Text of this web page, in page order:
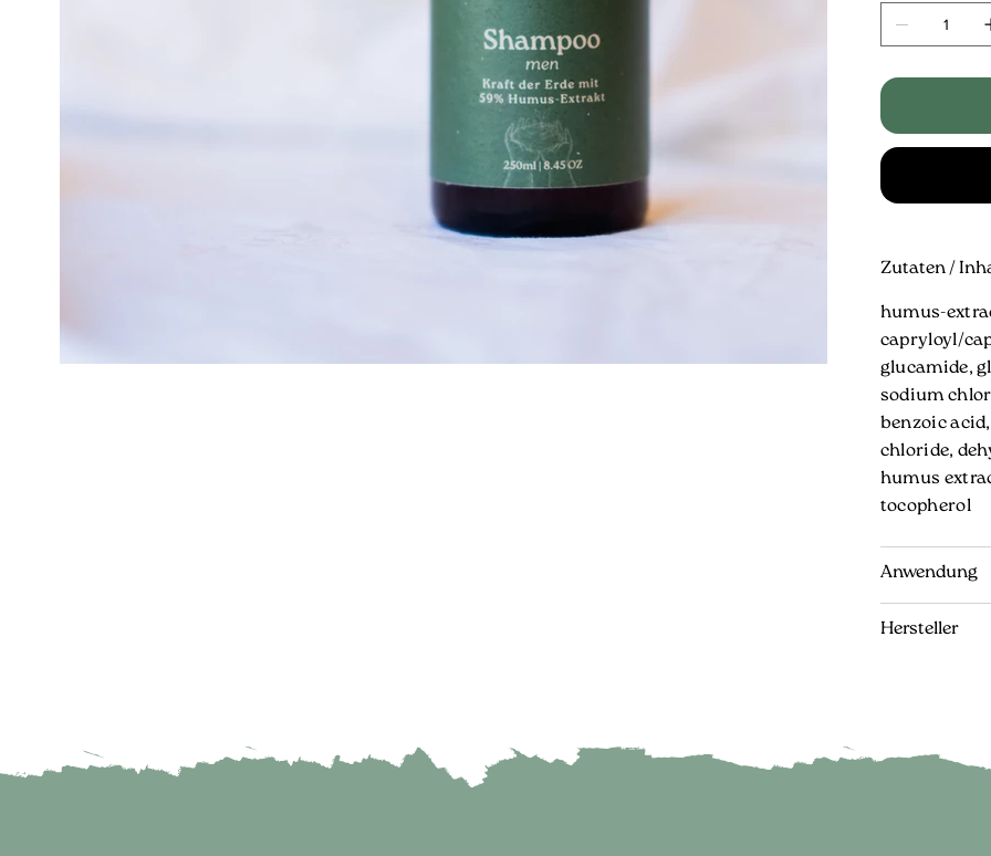
Zutaten /
humus-
capryloyl/
glucamide,
sodium
benzoic
chloride,
humus
tocopherol
Anwendung
Hersteller